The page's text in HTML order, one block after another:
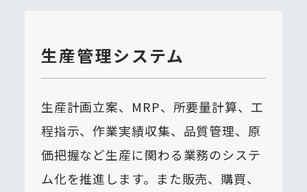
生産管理システム
生産計画立案、MRP、所要量計算、工
程指示、作業実績収集、品質管理、原
価把握など生産に関わる業務のシステ
ム化を推進します。また販売、購買、